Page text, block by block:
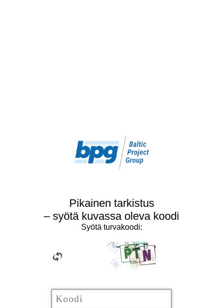
Pikainen tarkistus
– syötä kuvassa oleva koodi
Syötä turvakoodi: